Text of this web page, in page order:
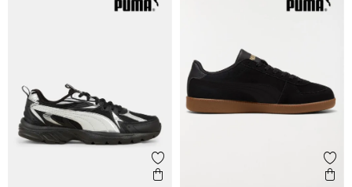
Ajouter aux favoris
Aperçu rapide